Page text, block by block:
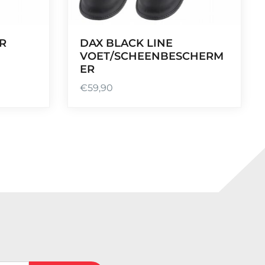
DAX BLACK LINE
VOET/SCHEENBESCHERM
ER
€59,90